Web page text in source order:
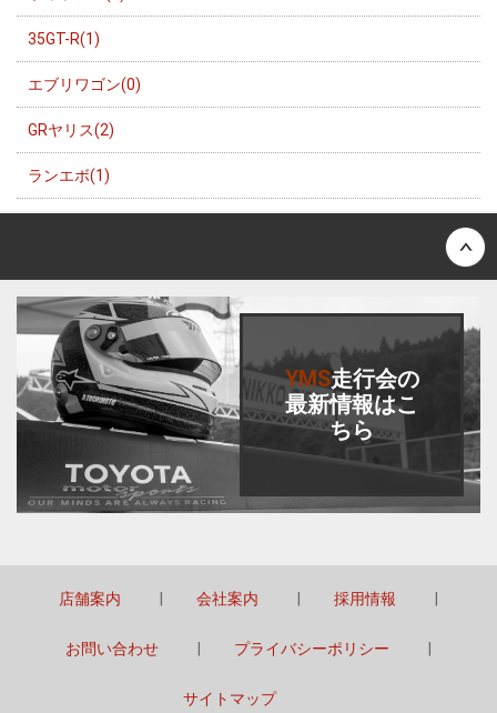
35GT-R(1)
エブリワゴン(0)
GRヤリス(2)
ランエボ(1)
YMS走行会の
最新情報はこ
ちら
店舗案内 会社案内 採用情報
お問い合わせ プライバシーポリシー
サイトマップ